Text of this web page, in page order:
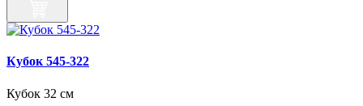
Кубок 545‑322
Кубок 32 см